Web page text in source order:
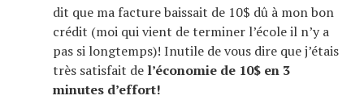
dit que ma facture baissait de 10$ dû à mon bon
crédit (moi qui vient de terminer l’école il n’y a
pas si longtemps)! Inutile de vous dire que j’étais
très satisfait de l’économie de 10$ en 3
minutes d’effort!